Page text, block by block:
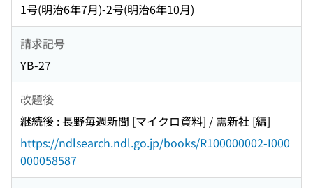
1号(明治6年7月)-2号(明治6年10月)
請求記号
YB-27
改題後
継続後 : 長野毎週新聞 [マイクロ資料] / 需新社 [編]
https://ndlsearch.ndl.go.jp/books/R100000002-I000
000058587